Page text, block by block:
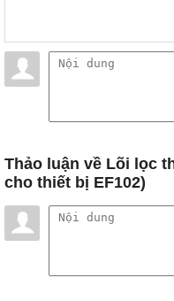
Thảo luận về Lõi lọc
cho thiết bị EF102)